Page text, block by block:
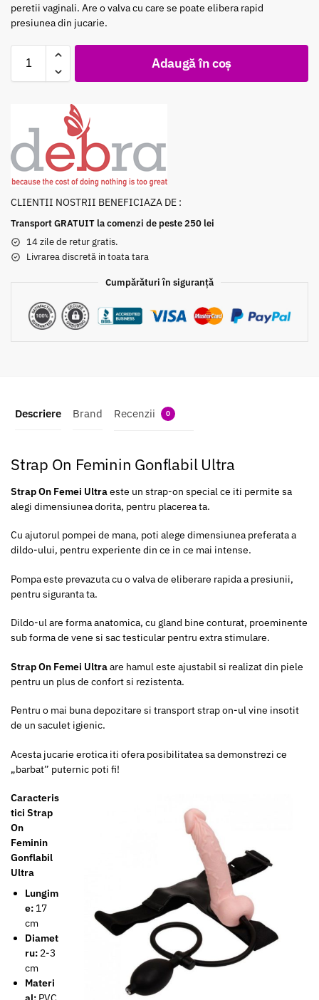
peretii vaginali. Are o valva cu care se poate elibera rapid
presiunea din jucarie.
Adaugă în coș
CLIENTII NOSTRII BENEFICIAZA DE :
Transport GRATUIT la comenzi de peste 250 lei
14 zile de retur gratis.
Livrarea discretă in toata tara
Cumpărături în siguranță
Descriere Brand Recenzii 0
Strap On Feminin Gonflabil Ultra
Strap On Femei Ultraeste un strap-on special ce iti permite sa
alegi dimensiunea dorita, pentru placerea ta.
Cu ajutorul pompei de mana, poti alege dimensiunea preferata a
dildo-ului, pentru experiente din ce in ce mai intense.
Pompa este prevazuta cu o valva de eliberare rapida a presiunii,
pentru siguranta ta.
Dildo-ul are forma anatomica, cu gland bine conturat, proeminente
sub forma de vene si sac testicular pentru extra stimulare.
Strap On Femei Ultraare hamul este ajustabil si realizat din piele
pentru un plus de confort si rezistenta.
Pentru o mai buna depozitare si transport strap on-ul vine insotit
de un saculet igienic.
Acesta jucarie erotica iti ofera posibilitatea sa demonstrezi ce
„barbat” puternic poti fi!
Caracteris
tici Strap
On
Feminin
Gonflabil
Ultra
Lungim
e: 17
cm
Diamet
ru: 2-3
cm
Materi